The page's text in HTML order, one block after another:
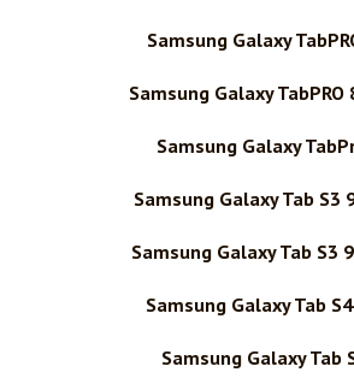
Samsung Galaxy
Samsung Galaxy TabPRO
Samsung Galaxy
Samsung Galaxy Tab S3
Samsung Galaxy Tab S3
Samsung Galaxy Tab
Samsung Galaxy Tab